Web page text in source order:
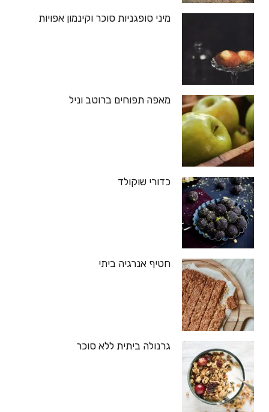
מיני סופגניות סוכר וקינמון אפויות
מאפה תפוחים ברוטב וניל
כדורי שוקולד
חטיף אנרגיה ביתי
גרנולה ביתית ללא סוכר